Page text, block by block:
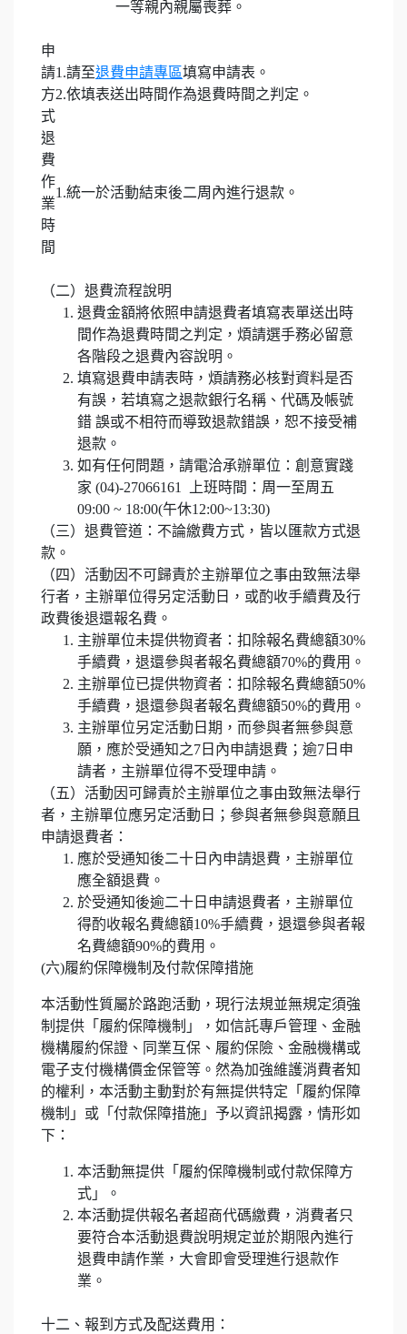
一等親內親屬喪葬。
申
請
方
式
1.請至退費申請專區填寫申請表。
2.依填表送出時間作為退費時間之判定。
退
費
作
業
時
間
1.統一於活動結束後二周內進行退款。
（二）退費流程說明
退費金額將依照申請退費者填寫表單送出時
間作為退費時間之判定，煩請選手務必留意
各階段之退費內容說明。
填寫退費申請表時，煩請務必核對資料是否
有誤，若填寫之退款銀行名稱、代碼及帳號
錯 誤或不相符而導致退款錯誤，恕不接受補
退款。
如有任何問題，請電洽承辦單位：創意實踐
家 (04)-27066161 上班時間：周一至周五
09:00 ~ 18:00(午休12:00~13:30)
（三）退費管道：不論繳費方式，皆以匯款方式退
款。
（四）活動因不可歸責於主辦單位之事由致無法舉
行者，主辦單位得另定活動日，或酌收手續費及行
政費後退還報名費。
主辦單位未提供物資者：扣除報名費總額30%
手續費，退還參與者報名費總額70%的費用。
主辦單位已提供物資者：扣除報名費總額50%
手續費，退還參與者報名費總額50%的費用。
主辦單位另定活動日期，而參與者無參與意
願，應於受通知之7日內申請退費；逾7日申
請者，主辦單位得不受理申請。
（五）活動因可歸責於主辦單位之事由致無法舉行
者，主辦單位應另定活動日；參與者無參與意願且
申請退費者：
應於受通知後二十日內申請退費，主辦單位
應全額退費。
於受通知後逾二十日申請退費者，主辦單位
得酌收報名費總額10%手續費，退還參與者報
名費總額90%的費用。
(六)履約保障機制及付款保障措施
本活動性質屬於路跑活動，現行法規並無規定須強
制提供「履約保障機制」，如信託專戶管理、金融
機構履約保證、同業互保、履約保險、金融機構或
電子支付機構價金保管等。然為加強維護消費者知
的權利，本活動主動對於有無提供特定「履約保障
機制」或「付款保障措施」予以資訊揭露，情形如
下：
本活動無提供「履約保障機制或付款保障方
式」。
本活動提供報名者超商代碼繳費，消費者只
要符合本活動退費說明規定並於期限內進行
退費申請作業，大會即會受理進行退款作
業。
十二、報到方式及配送費用：